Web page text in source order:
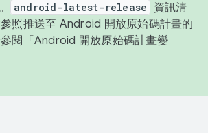
。 android-latest-release
資訊清
照推送至 Android 開放原始碼計畫的
閱「 Android 開放原始碼計畫變